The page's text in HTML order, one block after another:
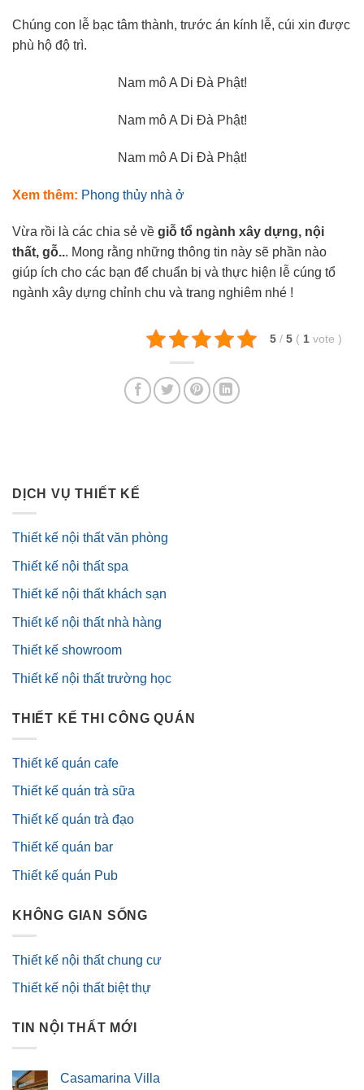
Chúng con lễ bạc tâm thành, trước án kính lễ, cúi xin được
phù hộ độ trì.
Nam mô A Di Đà Phật!
Nam mô A Di Đà Phật!
Nam mô A Di Đà Phật!
Xem thêm: Phong thủy nhà ở
Vừa rồi là các chia sẻ về giỗ tổ ngành xây dựng, nội
thất, gỗ... Mong rằng những thông tin này sẽ phần nào
giúp ích cho các bạn để chuẩn bị và thực hiện lễ cúng tổ
ngành xây dựng chỉnh chu và trang nghiêm nhé !
5 / 5 ( 1 vote )
DỊCH VỤ THIẾT KẾ
Thiết kế nội thất văn phòng
Thiết kế nội thất spa
Thiết kế nội thất khách sạn
Thiết kế nội thất nhà hàng
Thiết kế showroom
Thiết kế nội thất trường học
THIẾT KẾ THI CÔNG QUÁN
Thiết kế quán cafe
Thiết kế quán trà sữa
Thiết kế quán trà đạo
Thiết kế quán bar
Thiết kế quán Pub
KHÔNG GIAN SỐNG
Thiết kế nội thất chung cư
Thiết kế nội thất biệt thự
TIN NỘI THẤT MỚI
Casamarina Villa